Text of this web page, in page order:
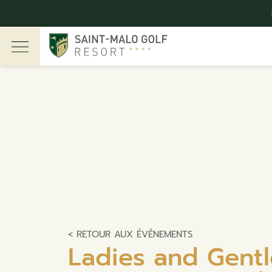
< RETOUR AUX ÉVÉNEMENTS
Ladies and